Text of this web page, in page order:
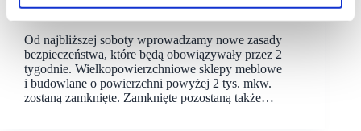
Rząd wprowadza nowe obostrzenia w handlu
Od najbliższej soboty wprowadzamy nowe zasady
bezpieczeństwa, które będą obowiązywały przez 2
tygodnie. Wielkopowierzchniowe sklepy meblowe
i budowlane o powierzchni powyżej 2 tys. mkw.
zostaną zamknięte. Zamknięte pozostaną także…